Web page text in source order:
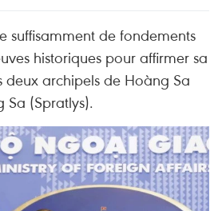
suffisamment de fondements
historiques pour affirmer sa
deux archipels de Hoàng Sa
Sa (Spratlys).